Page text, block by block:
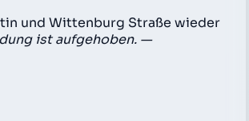
und Wittenburg Straße wieder
ist aufgehoben. —